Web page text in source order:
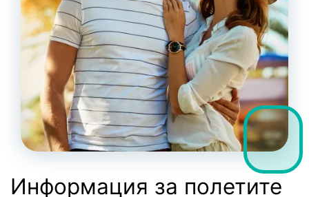
Информация за полетите